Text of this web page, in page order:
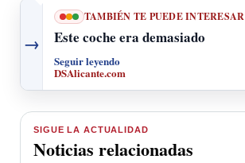
→
TAMBIÉN TE PUEDE INTERESAR
Este coche era demasiado
Seguir leyendo
DSAlicante.com
SIGUE LA ACTUALIDAD
Noticias relacionadas